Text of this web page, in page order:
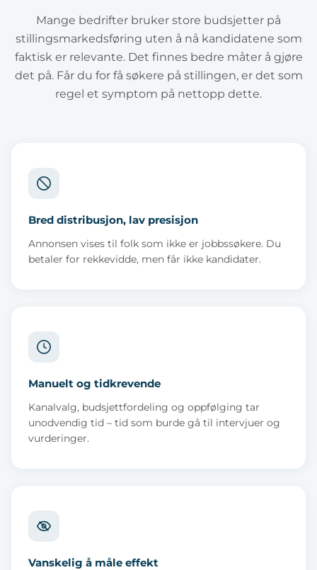
Mange bedrifter bruker store budsjetter på
stillingsmarkedsføring uten å nå kandidatene som
faktisk er relevante. Det finnes bedre måter å gjøre
det på. Får du for få søkere på stillingen, er det som
regel et symptom på nettopp dette.
Bred distribusjon, lav presisjon
Annonsen vises til folk som ikke er jobbssøkere. Du
betaler for rekkevidde, men får ikke kandidater.
Manuelt og tidkrevende
Kanalvalg, budsjettfordeling og oppfølging tar
unodvendig tid – tid som burde gå til intervjuer og
vurderinger.
Vanskelig å måle effekt